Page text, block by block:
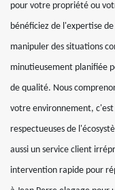
pour votre propriété ou
bénéficiez de l'expertise
manipuler des situations
minutieusement planifiée
de qualité. Nous
votre environnement, c'est
respectueuses de
aussi un service client
intervention rapide pour